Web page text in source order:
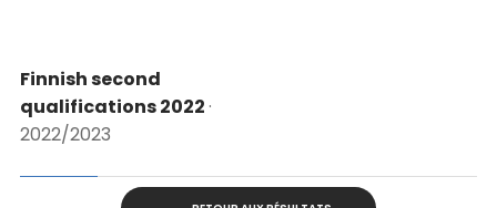
Finnish second
qualifications 2022·
2022/2023